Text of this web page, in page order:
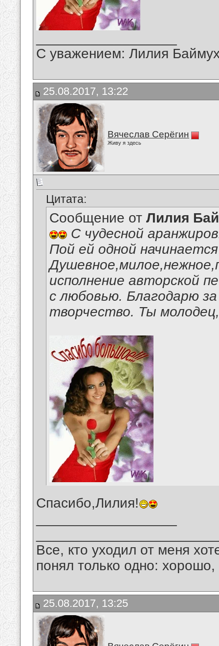
С уважением: Лилия
25.08.2017, 13:22
Вячеслав Серёгин
Живу я здесь
Цитата:
Сообщение от Лилия
С чудесной
Пой ей одной
исполнение авторской
с любовью. Благодарю
творчество. Ты
Спасибо,Лилия!
Все, кто уходил от меня
понял только одно:
25.08.2017, 13:25